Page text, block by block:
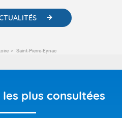
Saint-Pierre-Eynac
plus consultées